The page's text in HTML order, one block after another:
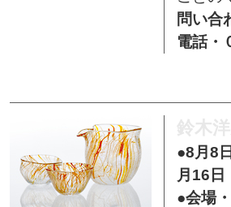
問い合
電話・
●8月8
月16日
●会場